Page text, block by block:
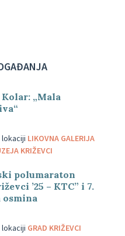
„Mala
lokaciji LIKOVNA GALERIJA
KRIŽEVCI
polumaraton
’25 – KTC” i 7.
osmina
lokaciji GRAD KRIŽEVCI